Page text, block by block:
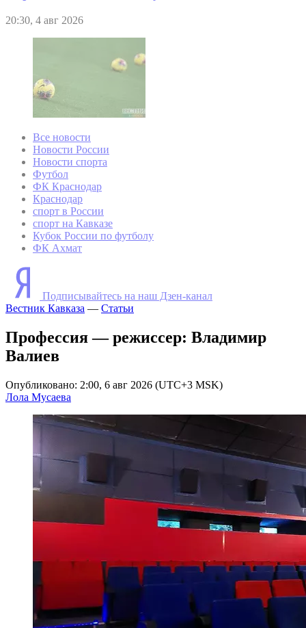
20:30, 4 авг 2026
Все новости
Новости России
Новости спорта
Футбол
ФК Краснодар
Краснодар
спорт в России
спорт на Кавказе
Кубок России по футболу
ФК Ахмат
Подписывайтесь на наш Дзен-канал
Вестник Кавказа — Статьи
Профессия — режиссер: Владимир
Валиев
Опубликовано: 2:00, 6 авг 2026 (UTC+3 MSK)
Лола Мусаева